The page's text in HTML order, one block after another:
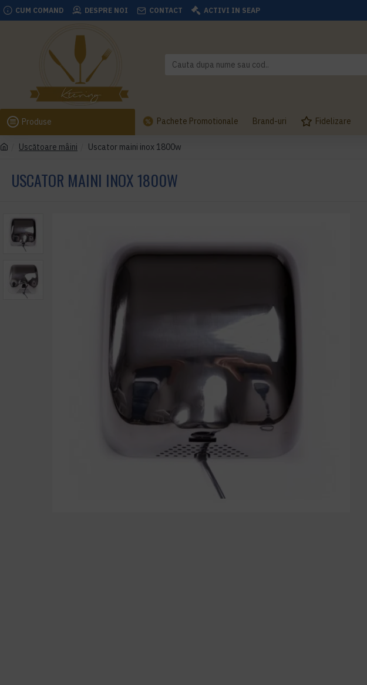
CUM COMAND DESPRE NOI CONTACT ACTIVI IN SEAP
Produse Pachete Promotionale Brand-uri Fidelizare
Uscătoare mâini Uscator maini inox 1800w
USCATOR MAINI INOX 1800W